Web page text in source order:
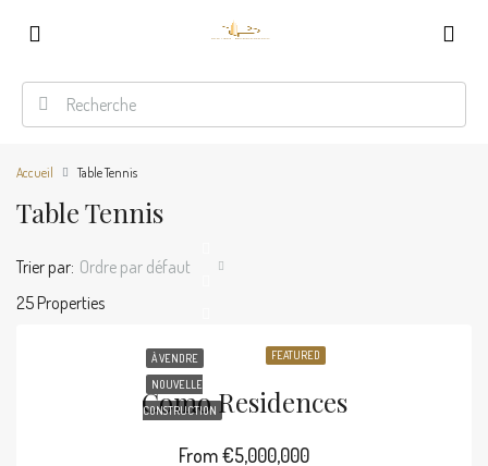
Accueil Table Tennis
Table Tennis
25 Properties
Trier par: Ordre par défaut
FEATURED
À VENDRE
NOUVELLE
CONSTRUCTION
Como Residences
From€5,000,000